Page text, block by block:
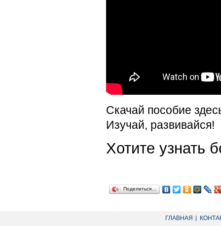
Скачай пособие
Изучай, развивайся!
Хотите
Поделиться…
ГЛАВНАЯ